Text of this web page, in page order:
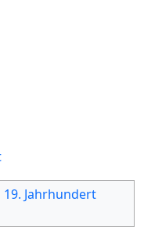
19. Jahrhundert